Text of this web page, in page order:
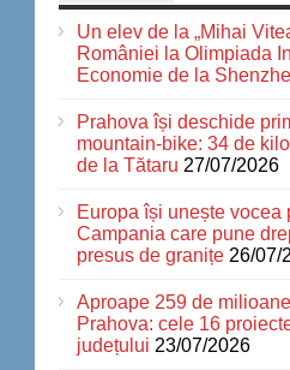
Un elev de la „Mihai
României la Olimpiada
Economie de la
Prahova își deschide
mountain-bike: 34 de
de la Tătaru 27/07/2026
Europa își unește vocea
Campania care pune
presus de granițe 26/07/
Aproape 259 de
Prahova: cele 16
județului 23/07/2026